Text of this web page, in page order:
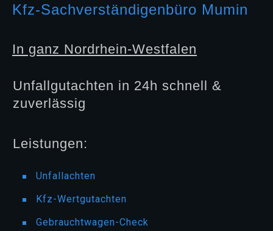
Kfz-Sachverständigenbüro Mumin
In ganz Nordrhein-Westfalen
Unfallgutachten in 24h schnell &
zuverlässig
Leistungen:
Unfallachten
Kfz-Wertgutachten
Gebrauchtwagen-Check